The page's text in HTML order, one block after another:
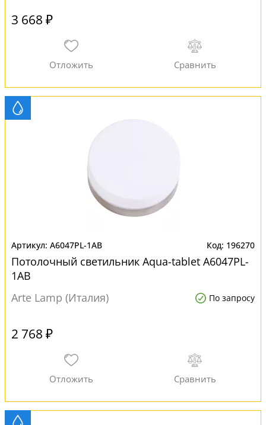
3 668 ₽
A6047PL-1AB 196270
Потолочный светильник Aqua-tablet A6047PL-
1AB
Arte Lamp (Италия)
По запросу
2 768 ₽